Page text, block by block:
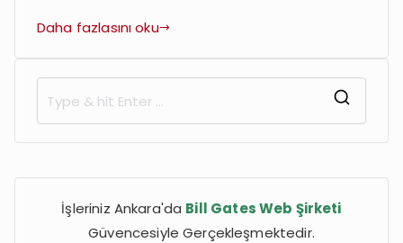
Daha fazlasını oku
r
İşleriniz Ankara'da Bill Gates Web Şirketi
Güvencesiyle Gerçekleşmektedir.